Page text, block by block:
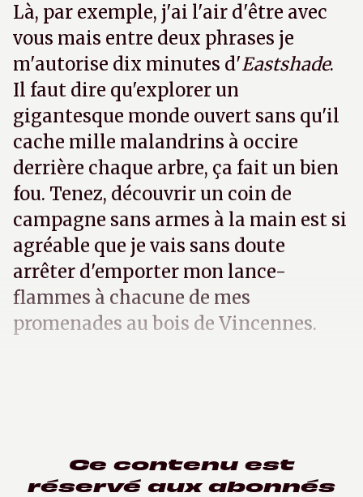
Là, par exemple, j'ai l'air d'être avec
vous mais entre deux phrases je
m'autorise dix minutes d'Eastshade.
Il faut dire qu'explorer un
gigantesque monde ouvert sans qu'il
cache mille malandrins à occire
derrière chaque arbre, ça fait un bien
fou. Tenez, découvrir un coin de
campagne sans armes à la main est si
agréable que je vais sans doute
arrêter d'emporter mon lance-
flammes à chacune de mes
promenades au bois de Vincennes.
Ce contenu est
réservé aux abonnés